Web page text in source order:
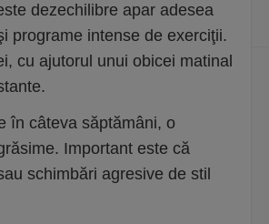
dezechilibre apar adesea
programe intense de exerciţii.
cu ajutorul unui obicei matinal
în câteva săptămâni, o
Important este că
schimbări agresive de stil